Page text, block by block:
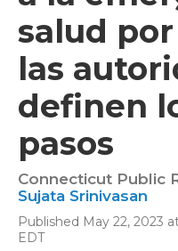
salud por
las
definen
pasos
Connecticut Public
Sujata Srinivasan
Published May 22, 2023
EDT